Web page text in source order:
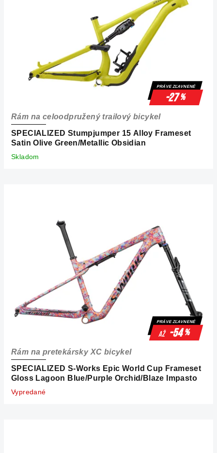
PRÁVE ZĽAVNENÉ
-27%
SPECIALIZED Stumpjumper 15 Alloy Frameset
Satin Olive Green/Metallic Obsidian
Rám na celoodpružený trailový bicykel
Skladom
PRÁVE ZĽAVNENÉ
až -54%
SPECIALIZED S-Works Epic World Cup Frameset
Gloss Lagoon Blue/Purple Orchid/Blaze Impasto
Rám na pretekársky XC bicykel
Vypredané